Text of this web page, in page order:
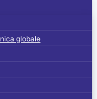
globale